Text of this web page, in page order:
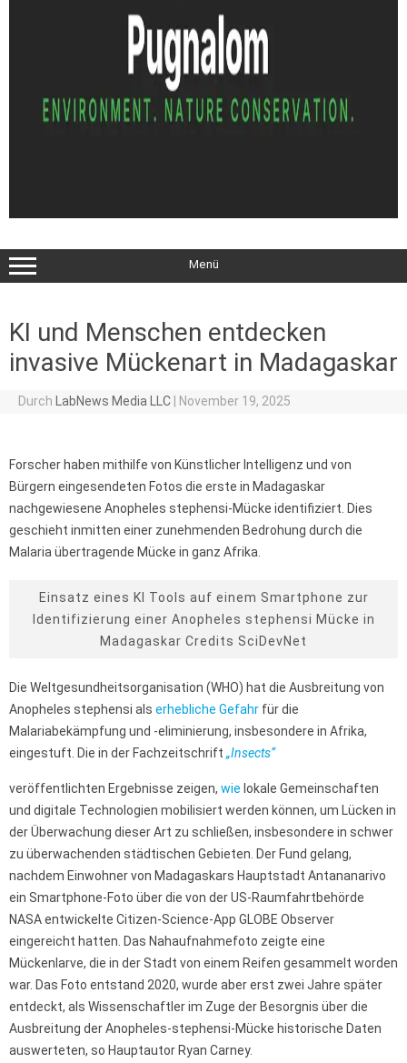
Menü
KI und Menschen entdecken
invasive Mückenart in Madagaskar
Durch LabNews Media LLC November 19, 2025
Forscher haben mithilfe von Künstlicher Intelligenz und von
Bürgern eingesendeten Fotos die erste in Madagaskar
nachgewiesene Anopheles stephensi-Mücke identifiziert. Dies
geschieht inmitten einer zunehmenden Bedrohung durch die
Malaria übertragende Mücke in ganz Afrika.
Einsatz eines KI Tools auf einem Smartphone zur
Identifizierung einer Anopheles stephensi Mücke in
Madagaskar Credits SciDevNet
Die Weltgesundheitsorganisation (WHO) hat die Ausbreitung von
Anopheles stephensi als erhebliche Gefahr für die
Malariabekämpfung und -eliminierung, insbesondere in Afrika,
eingestuft. Die in der Fachzeitschrift „Insects“
veröffentlichten Ergebnisse zeigen, wie lokale Gemeinschaften
und digitale Technologien mobilisiert werden können, um Lücken in
der Überwachung dieser Art zu schließen, insbesondere in schwer
zu überwachenden städtischen Gebieten. Der Fund gelang,
nachdem Einwohner von Madagaskars Hauptstadt Antananarivo
ein Smartphone-Foto über die von der US-Raumfahrtbehörde
NASA entwickelte Citizen-Science-App GLOBE Observer
eingereicht hatten. Das Nahaufnahmefoto zeigte eine
Mückenlarve, die in der Stadt von einem Reifen gesammelt worden
war. Das Foto entstand 2020, wurde aber erst zwei Jahre später
entdeckt, als Wissenschaftler im Zuge der Besorgnis über die
Ausbreitung der Anopheles-stephensi-Mücke historische Daten
auswerteten, so Hauptautor Ryan Carney.